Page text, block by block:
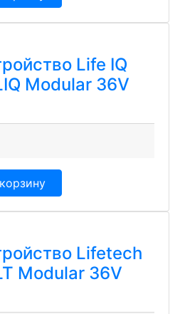
Life IQ
Modular 36V
Lifetech
Modular 36V